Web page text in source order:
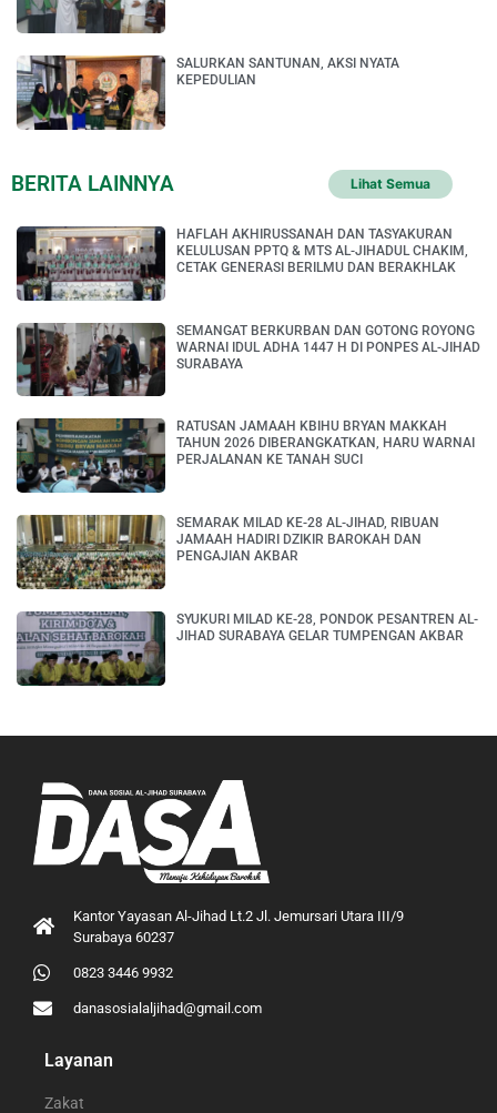
SALURKAN SANTUNAN, AKSI NYATA
KEPEDULIAN
BERITA LAINNYA Lihat Semua
HAFLAH AKHIRUSSANAH DAN TASYAKURAN
KELULUSAN PPTQ & MTS AL-JIHADUL CHAKIM,
CETAK GENERASI BERILMU DAN BERAKHLAK
SEMANGAT BERKURBAN DAN GOTONG ROYONG
WARNAI IDUL ADHA 1447 H DI PONPES AL-JIHAD
SURABAYA
RATUSAN JAMAAH KBIHU BRYAN MAKKAH
TAHUN 2026 DIBERANGKATKAN, HARU WARNAI
PERJALANAN KE TANAH SUCI
SEMARAK MILAD KE-28 AL-JIHAD, RIBUAN
JAMAAH HADIRI DZIKIR BAROKAH DAN
PENGAJIAN AKBAR
SYUKURI MILAD KE-28, PONDOK PESANTREN AL-
JIHAD SURABAYA GELAR TUMPENGAN AKBAR
Kantor Yayasan Al-Jihad Lt.2 Jl. Jemursari Utara III/9
Surabaya 60237
0823 3446 9932
danasosialaljihad@gmail.com
Layanan
Zakat